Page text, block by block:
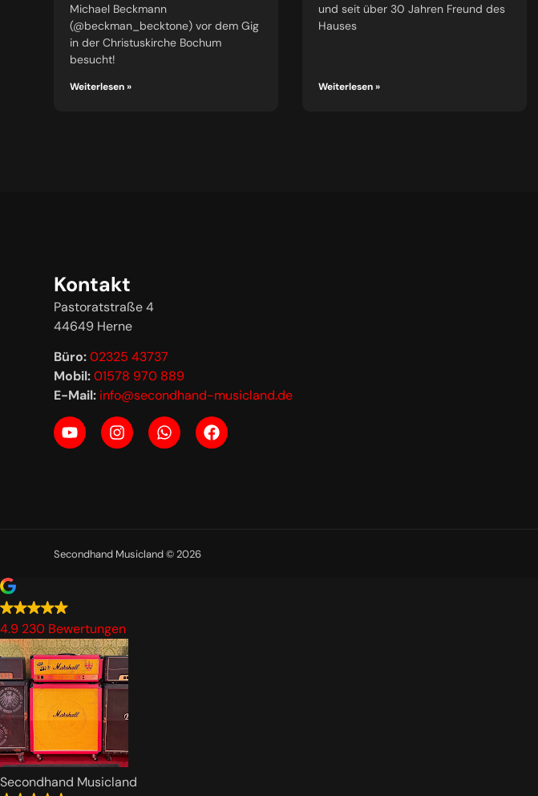
Michael Beckmann
(@beckman_becktone) vor dem Gig
in der Christuskirche Bochum
besucht!
Weiterlesen »
und seit über 30 Jahren Freund des
Hauses
Weiterlesen »
Kontakt
Pastoratstraße 4
44649 Herne
Büro:02325 43737
Mobil:01578 970 889
E-Mail: info@secondhand-musicland.de
Secondhand Musicland © 2026
4.9 230 Bewertungen
Secondhand Musicland